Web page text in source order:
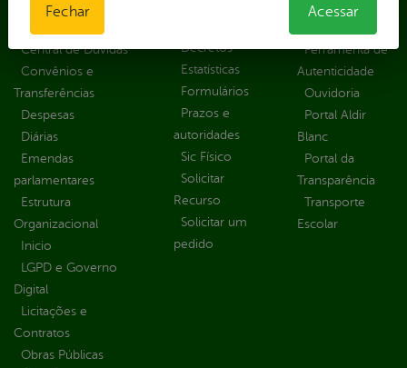
Saúde
Central de Dúvidas
Convênios e
Transferências
Despesas
Diárias
Emendas
parlamentares
Estrutura
Organizacional
Inicio
LGPD e Governo
Digital
Licitações e
Contratos
Obras Públicas
Decretos
Estatísticas
Formulários
Prazos e
autoridades
Sic Físico
Solicitar
Recurso
Solicitar um
pedido
Serviços
Ferramenta de
Autenticidade
Ouvidoria
Portal Aldir
Blanc
Portal da
Transparência
Transporte
Escolar
Fechar Acessar